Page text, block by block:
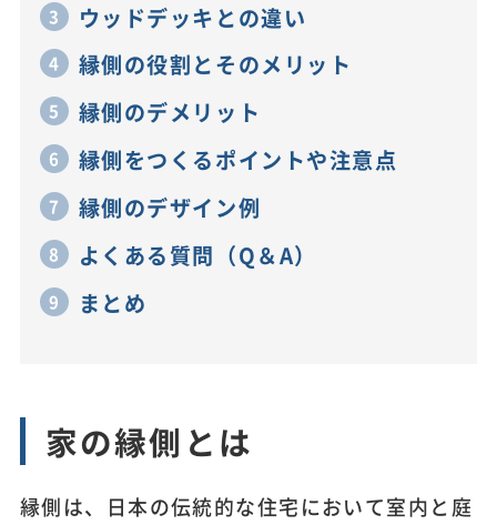
ウッドデッキとの違い
縁側の役割とそのメリット
縁側のデメリット
縁側をつくるポイントや注意点
縁側のデザイン例
よくある質問（Q＆A）
まとめ
家の縁側とは
縁側は、日本の伝統的な住宅において室内と庭